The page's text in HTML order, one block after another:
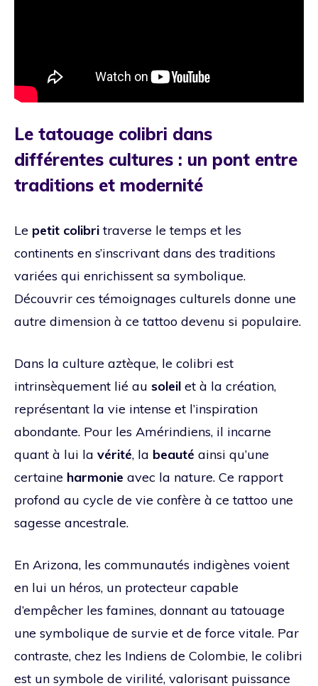
Le tatouage colibri dans
différentes cultures : un pont entre
traditions et modernité
Le petit colibritraverse le temps et les
continents en s’inscrivant dans des traditions
variées qui enrichissent sa symbolique.
Découvrir ces témoignages culturels donne une
autre dimension à ce tattoo devenu si populaire.
Dans la culture aztèque, le colibri est
intrinsèquement lié au soleil et à la création,
représentant la vie intense et l’inspiration
abondante. Pour les Amérindiens, il incarne
quant à lui la vérité, la beauté ainsi qu’une
certaine harmonie avec la nature. Ce rapport
profond au cycle de vie confère à ce tattoo une
sagesse ancestrale.
En Arizona, les communautés indigènes voient
en lui un héros, un protecteur capable
d’empêcher les famines, donnant au tatouage
une symbolique de survie et de force vitale. Par
contraste, chez les Indiens de Colombie, le colibri
est un symbole de virilité, valorisant puissance